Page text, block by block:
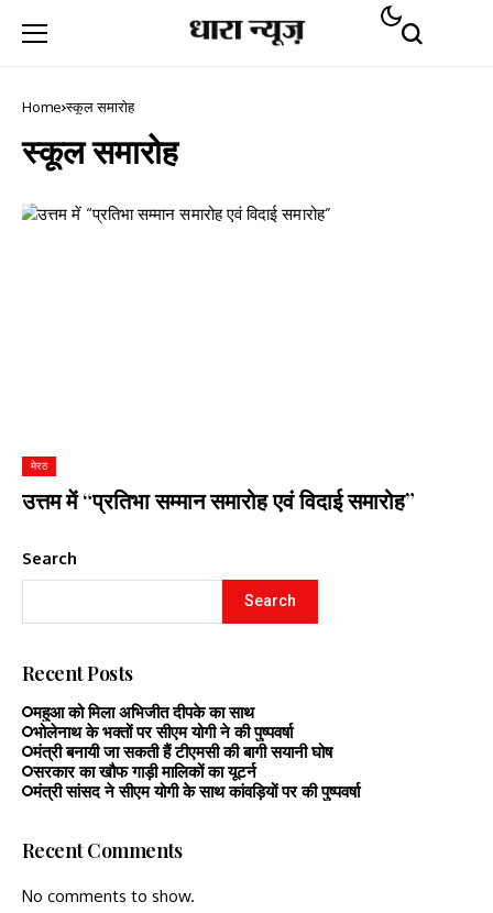
Home स्कूल समारोह
स्कूल समारोह
मेरठ
उत्तम में “प्रतिभा सम्मान समारोह एवं विदाई समारोह”
Search
Search
Recent Posts
महुआ को मिला अभिजीत दीपके का साथ
भोलेनाथ के भक्तों पर सीएम योगी ने की पुष्पवर्षा
मंत्री बनायी जा सकती हैं टीएमसी की बागी सयानी घोष
सरकार का खौफ गाड़ी मालिकों का यूटर्न
मंत्री सांसद ने सीएम योगी के साथ कांवड़ियों पर की पुष्पवर्षा
Recent Comments
No comments to show.